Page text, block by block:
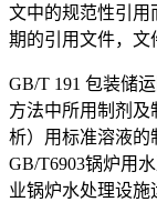
文中的规范性引用
期的引用文件，文
GB/T 191 包装储
方法中所用制剂及
析）用标准溶液的
GB/T6903锅炉用
业锅炉水处理设施